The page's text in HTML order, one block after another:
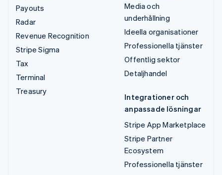
Payouts
Radar
Revenue Recognition
Stripe Sigma
Tax
Terminal
Treasury
Media och
underhållning
Ideella organisationer
Professionella tjänster
Offentlig sektor
Detaljhandel
Integrationer och
anpassade lösningar
Stripe App Marketplace
Stripe Partner
Ecosystem
Professionella tjänster